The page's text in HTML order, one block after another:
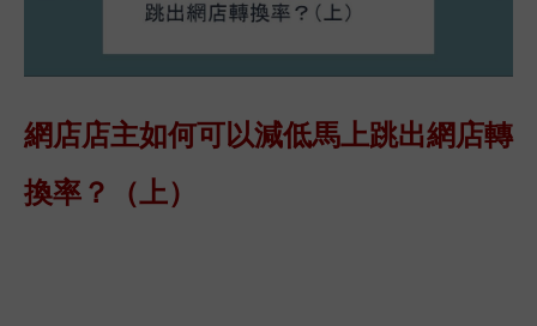
網店店主如何可以減低馬上跳出網店轉
換率？（上）